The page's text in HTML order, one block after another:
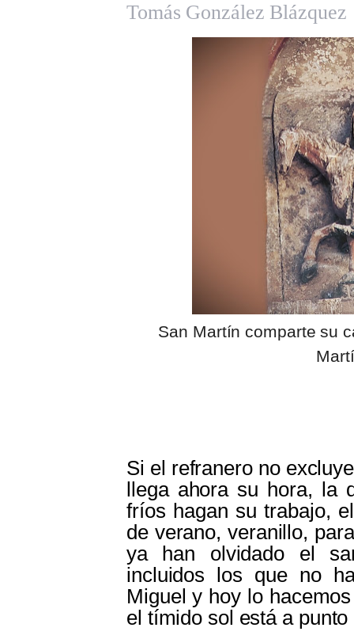
Tomás González Blázquez
San Martín comparte su
Si el refranero no
llega ahora su hora, la
fríos hagan su trabajo,
de verano, veranillo,
ya han olvidado el
incluidos los que no
Miguel y hoy lo
el tímido sol está a